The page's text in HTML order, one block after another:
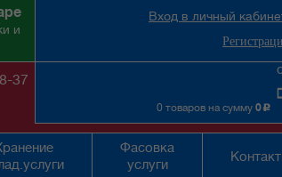
и
37
Вход в личный
0 товаров на сумму 0 c
Фасовка
услуги